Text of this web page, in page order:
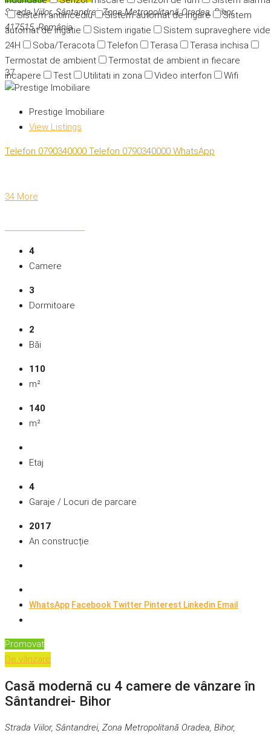
Sistem antiincediu
Sistem automat de irigare
Sistem
automat de irigatie
Sistem irigatie
Sistem supraveghere
24H
Soba/Teracota Telefon Terasa
Terasa inchisa
Termostat de ambient
Termostat de ambient in fiecare
incapere
Test Utilitati in zona Video interfon Wifi
Strada Viilor, Sântandrei, Zona Metropolitană Oradea, Bihor,
417515, România
37
Prestige Imobiliare
View Listings
Telefon 0790340000 Telefon 0790340000 WhatsApp
34 More
4
Camere
3
Dormitoare
2
Băi
110
m²
140
m²
Etaj
4
Garaje / Locuri de parcare
2017
An construcție
WhatsApp FacebookTwitter Pinterest Linkedin Email
Promovat
De vânzare
Casă modernă cu 4 camere de vânzare în
Sântandrei- Bihor
Strada Viilor, Sântandrei, Zona Metropolitană Oradea, Bihor,